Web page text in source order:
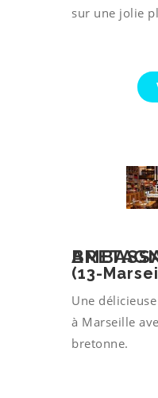
sur une jolie
AMBASSADE DE
(13-
Une
à Marseille
bretonne.